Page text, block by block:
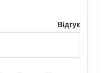
Відгук